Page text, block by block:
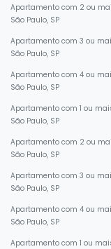
Apartamento com 2 ou
São Paulo, SP
Apartamento com 3 ou
São Paulo, SP
Apartamento com 4 ou
São Paulo, SP
Apartamento com 1 ou
São Paulo, SP
Apartamento com 2 ou
São Paulo, SP
Apartamento com 3 ou
São Paulo, SP
Apartamento com 4 ou
São Paulo, SP
Apartamento com 1 ou